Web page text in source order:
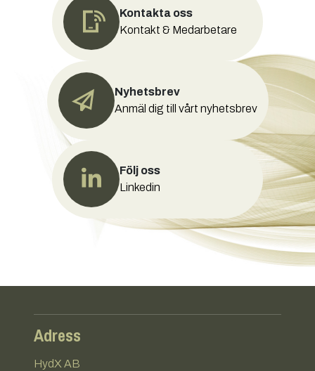
Kontakta oss
Kontakt & Medarbetare
Nyhetsbrev
Anmäl dig till vårt nyhetsbrev
Följ oss
Linkedin
Adress
HydX AB